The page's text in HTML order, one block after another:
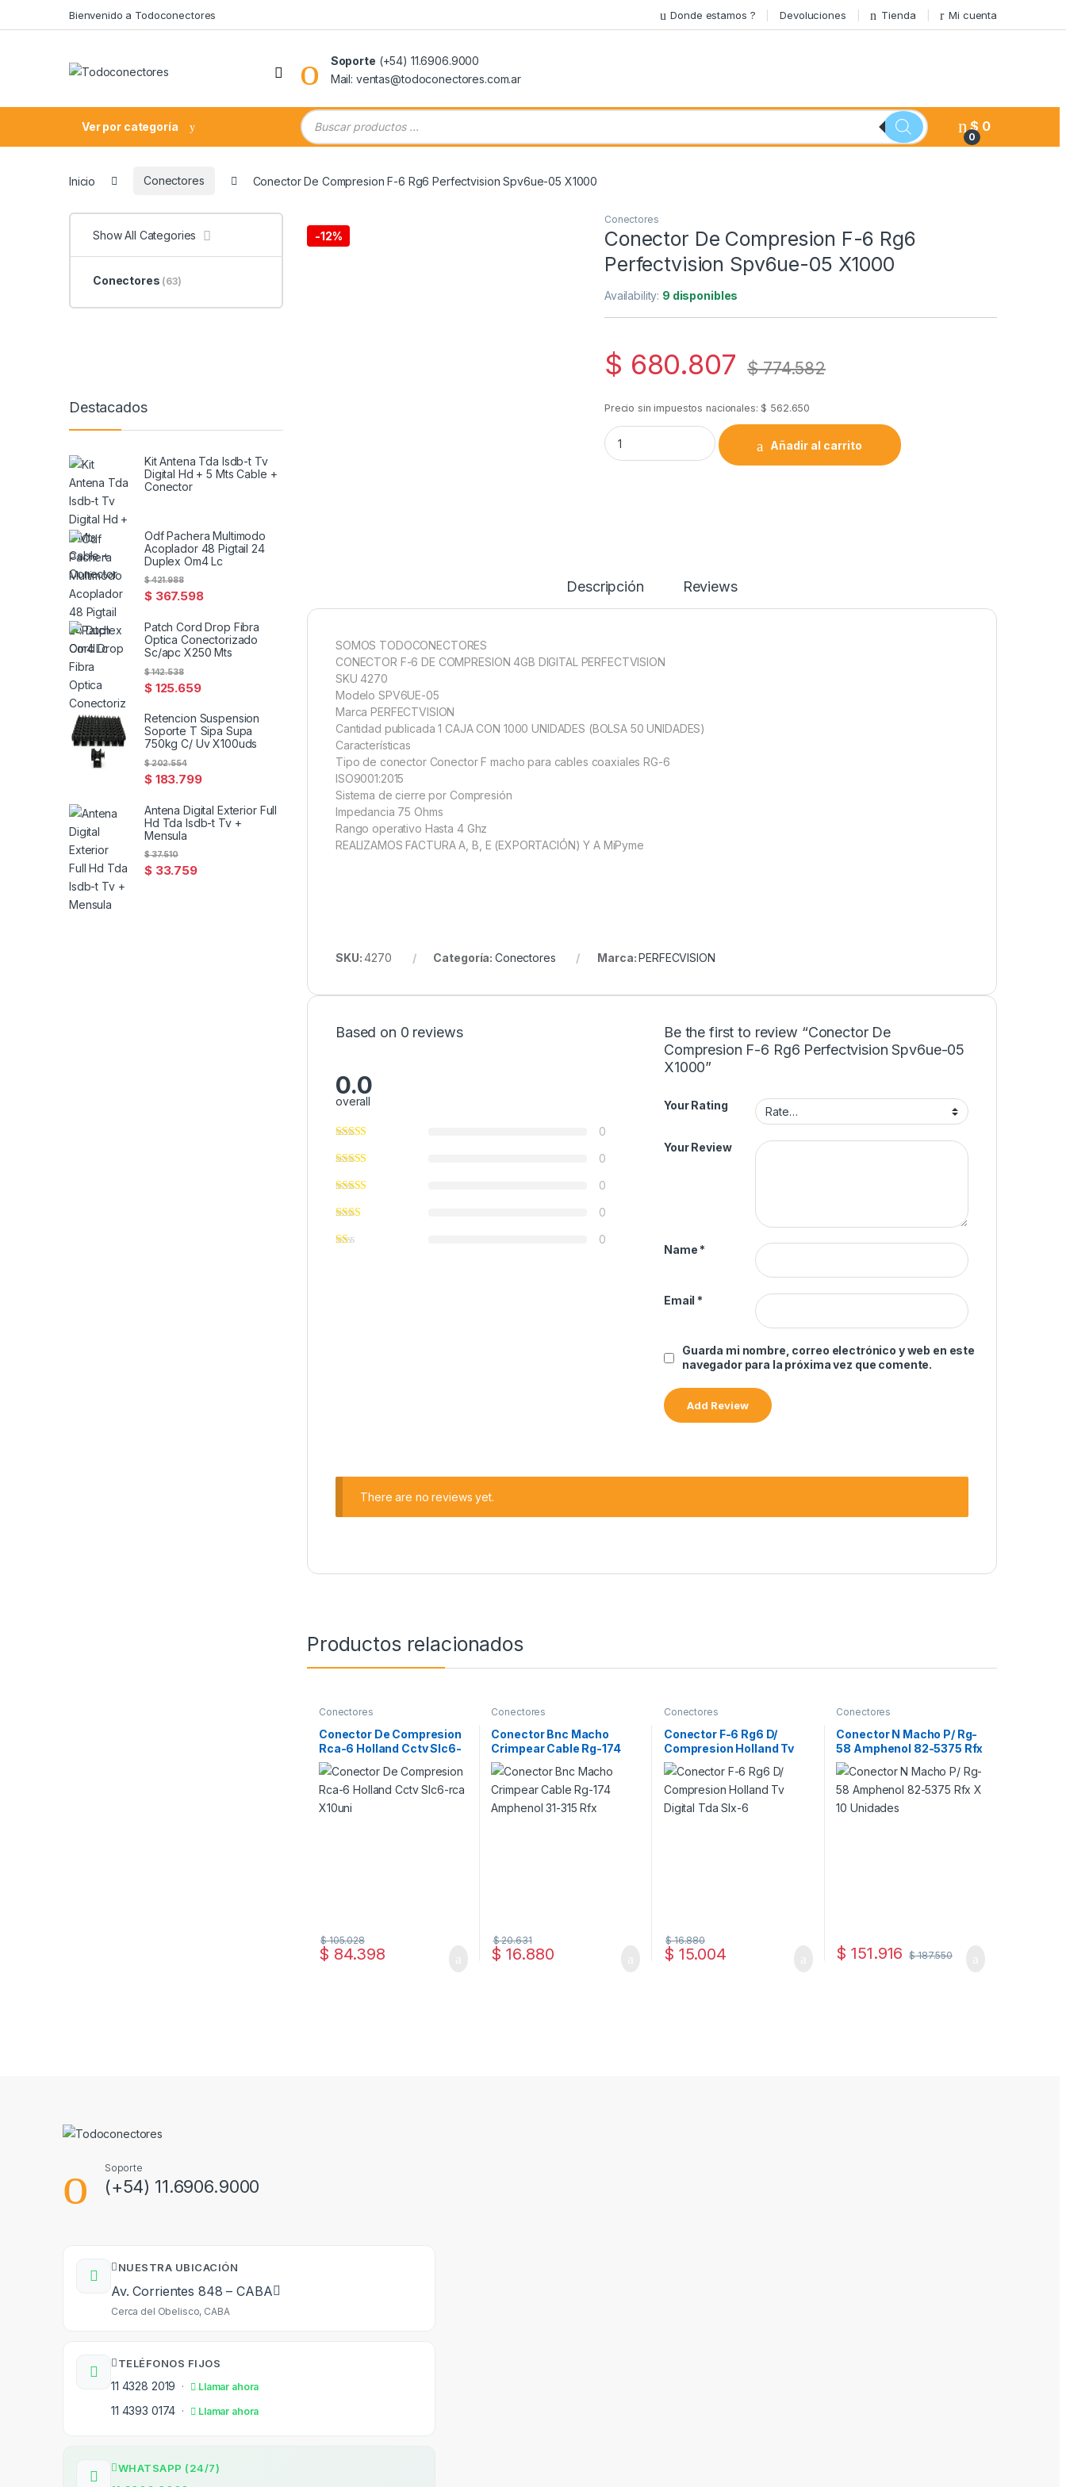
Bienvenido a Todoconectores Donde estamos ? Devoluciones Tienda Mi cuenta
Soporte (+54) 11.6906.9000
Mail: ventas@todoconectores.com.ar
Ver por categoría
Búsqueda de productos
0
$ 0
Inicio Conectores Conector De Compresion F-6 Rg6 Perfectvision Spv6ue-05 X1000
-12%
Conectores
Conector De Compresion F-6 Rg6
Perfectvision Spv6ue-05 X1000
Availability: 9 disponibles
$ 680.807 $774.582
Precio sin impuestos nacionales:$ 562.650
Conector De Compresion F-6 Rg6 Perfectvision Spv6ue-05 X1000 quantity
Añadir al carrito
Descripción Reviews
SOMOS TODOCONECTORES
CONECTOR F-6 DE COMPRESION 4GB DIGITAL PERFECTVISION
SKU 4270
Modelo SPV6UE-05
Marca PERFECTVISION
Cantidad publicada 1 CAJA CON 1000 UNIDADES (BOLSA 50 UNIDADES)
Características
Tipo de conector Conector F macho para cables coaxiales RG-6
ISO9001:2015
Sistema de cierre por Compresión
Impedancia 75 Ohms
Rango operativo Hasta 4 Ghz
REALIZAMOS FACTURA A, B, E (EXPORTACIÓN) Y A MiPyme
SKU:4270 Categoría: Conectores Marca:PERFECVISION
Based on 0 reviews
0.0
overall
0
0
0
0
0
Be the first to review “Conector De
Compresion F-6 Rg6 Perfectvision Spv6ue-05
X1000”
Your Rating
Your Review
Name *
Email *
Guarda mi nombre, correo electrónico y web en este
navegador para la próxima vez que comente.
There are no reviews yet.
Productos relacionados
Conectores
Conector De Compresion
Rca-6 Holland Cctv Slc6-
rca X10uni
$ 84.398
$105.028
Conectores
Conector Bnc Macho
Crimpear Cable Rg-174
Amphenol 31-315 Rfx
$ 16.880
$20.631
Conectores
Conector F-6 Rg6 D/
Compresion Holland Tv
Digital Tda Slx-6
$ 15.004
$16.880
Conectores
Conector N Macho P/ Rg-
58 Amphenol 82-5375 Rfx
X 10 Unidades
$ 151.916 $187.550
Show All Categories
Conectores (63)
Destacados
Kit Antena Tda Isdb-t Tv
Digital Hd + 5 Mts Cable +
Conector
Odf Pachera Multimodo
Acoplador 48 Pigtail 24
Duplex Om4 Lc
$367.598
$421.988
Patch Cord Drop Fibra
Optica Conectorizado
Sc/apc X250 Mts
$125.659
$142.538
Retencion Suspension
Soporte T Sipa Supa
750kg C/ Uv X100uds
$183.799
$202.554
Antena Digital Exterior Full
Hd Tda Isdb-t Tv +
Mensula
$33.759
$37.510
Soporte
(+54) 11.6906.9000
NUESTRA UBICACIÓN
Av. Corrientes 848 – CABA
Cerca del Obelisco, CABA
TELÉFONOS FIJOS
11 4328 2019 · Llamar ahora
11 4393 0174 · Llamar ahora
WHATSAPP (24/7)